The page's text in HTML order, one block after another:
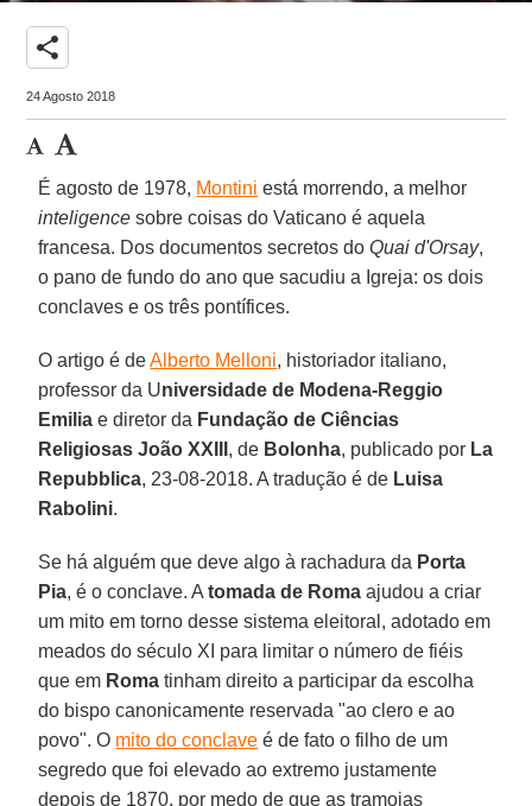
share
24 Agosto 2018
É agosto de 1978, Montini está morrendo, a melhor
inteligence sobre coisas do Vaticano é aquela
francesa. Dos documentos secretos doQuai d'Orsay,
o pano de fundo do ano que sacudiu a Igreja: os dois
conclaves e os três pontífices.
O artigo é deAlberto Melloni, historiador italiano,
professor da Universidade de Modena-Reggio
Emilia e diretor da Fundação de Ciências
Religiosas João XXIII , de Bolonha, publicado por La
Repubblica, 23-08-2018. A tradução é de Luisa
Rabolini.
Se há alguém que deve algo à rachadura da Porta
Pia, é o conclave. Atomada de Roma ajudou a criar
um mito em torno desse sistema eleitoral, adotado em
meados do século XI para limitar o número de fiéis
que em Roma tinham direito a participar da escolha
do bispo canonicamente reservada "ao clero e ao
povo". O mito do conclave é de fato o filho de um
segredo que foi elevado ao extremo justamente
depois de 1870, por medo de que as tramoias